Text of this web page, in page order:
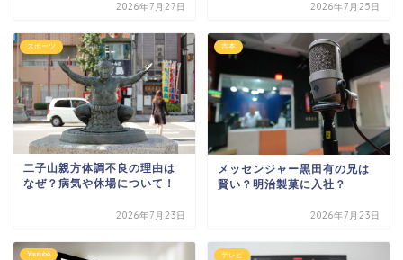
2026年7月27日 2026年7月25日
スポーツ
二子山親方体調不良の理由は
なぜ？病気や休場について！
2026年7月23日
吉本
メッセンジャー黒田有の兄は
賢い？明治製菓に入社？
2026年7月23日
Youtube テレビ